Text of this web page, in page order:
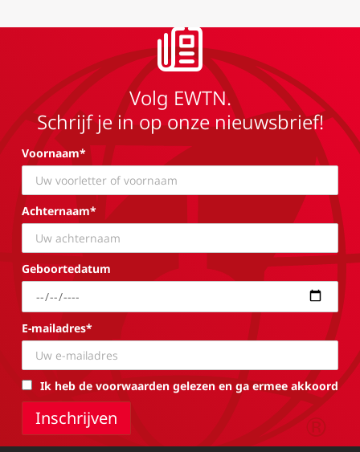
Volg EWTN.
Schrijf je in op onze nieuwsbrief!
Voornaam*
Achternaam*
Geboortedatum
E-mailadres*
Ik heb de voorwaarden gelezen en ga ermee akkoord